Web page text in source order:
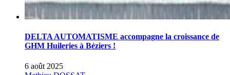
DELTA AUTOMATISME accompagne la croissance de
GHM Huileries à Béziers !
6 août 2025